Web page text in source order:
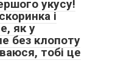
укусу!
і
як у
без клопоту
тобі це